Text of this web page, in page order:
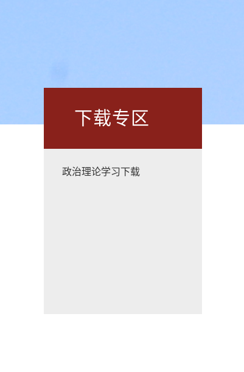
下载专区
政治理论学习下载